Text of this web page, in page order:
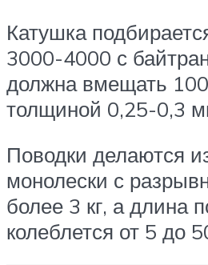
Катушка
3000-4000 с
должна вмещать
толщиной 0,25-0,3
Поводки делаются
монолески с
более 3 кг, а длина
колеблется от 5 до